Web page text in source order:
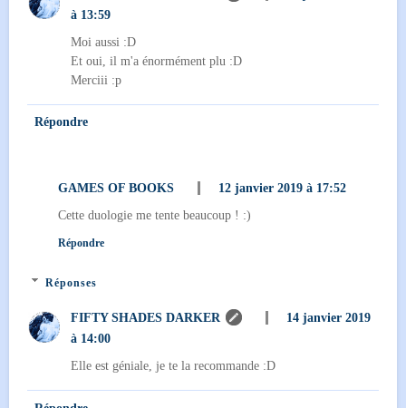
à 13:59
Moi aussi :D
Et oui, il m'a énormément plu :D
Merciii :p
Répondre
GAMES OF BOOKS
12 janvier 2019 à 17:52
Cette duologie me tente beaucoup ! :)
Répondre
Réponses
FIFTY SHADES DARKER
14 janvier 2019
à 14:00
Elle est géniale, je te la recommande :D